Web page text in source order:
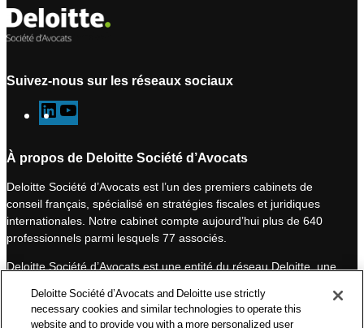
Suivez-nous sur les réseaux sociaux
L
i
k
e
d
I
n
o
T
u
b
e
À propos de Deloitte Société d’Avocats
Deloitte Société d’Avocats est l’un des premiers cabinets de
conseil français, spécialisé en stratégies fiscales et juridiques
internationales. Notre cabinet compte aujourd’hui plus de 640
professionnels parmi lesquels 77 associés.
Deloitte Société d’Avocats est une entité du réseau Deloitte, une
professionnels et à ce titre, travaille avec les 50 000 fiscalistes
et juristes de Deloitte situés dans 150 pays.
Deloitte Société d’Avocats and Deloitte use strictly
necessary cookies and similar technologies to operate this
website and to provide you with a more personalized user